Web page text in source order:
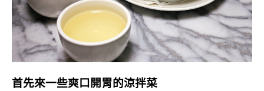
首先來一些爽口開胃的涼拌菜